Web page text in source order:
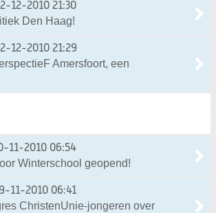
12-2010 21:30
Den Haag!
12-2010 21:29
Amersfoort, een
11-2010 06:54
Winterschool geopend!
11-2010 06:41
ChristenUnie-jongeren over